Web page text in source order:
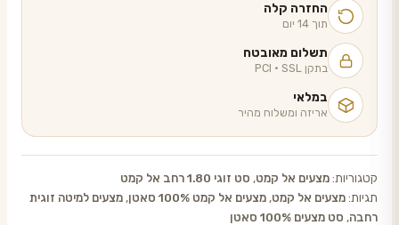
החזרה קלה
תוך 14 יום
תשלום מאובטח
בתקן PCI · SSL
במלאי
אריזה ומשלוח מהיר
קטגוריות:מצעים אל קמט, סט זוגי 1.80 רחב אל קמט
תגיות:מצעים אל קמט, מצעים אל קמט 100% סאטן , מצעים למיטה זוגית
רחבה, סט מצעים 100% סאטן